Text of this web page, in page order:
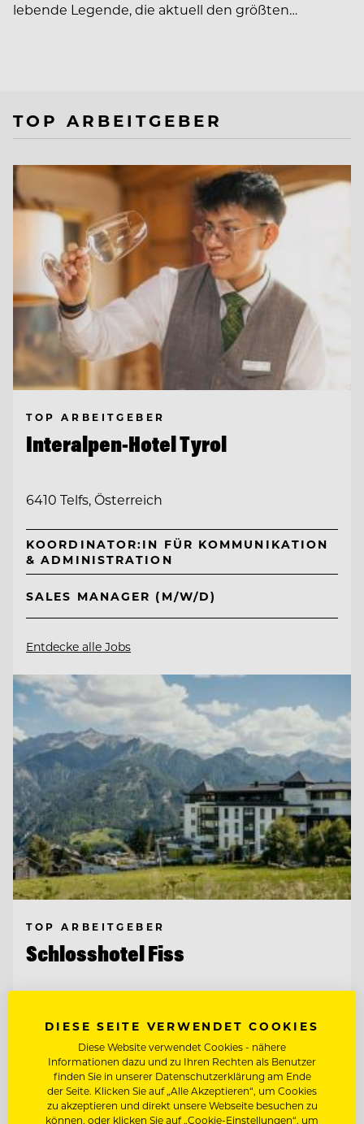
lebende Legende, die aktuell den größten…
TOP ARBEITGEBER
TOP ARBEITGEBER
Interalpen-Hotel Tyrol
6410 Telfs, Österreich
KOORDINATOR:IN FÜR KOMMUNIKATION
& ADMINISTRATION
SALES MANAGER (M/W/D)
Entdecke alle Jobs
TOP ARBEITGEBER
Schlosshotel Fiss
SOCIAL MEDIA SPECIALIST (M/W/D)
MARKETING MANAGER (M/W/D)
DIESE SEITE VERWENDET COOKIES
Diese Website verwendet Cookies - nähere
Informationen dazu und zu Ihren Rechten als Benutzer
finden Sie in unserer Datenschutzerklärung am Ende
der Seite. Klicken Sie auf „Alle Akzeptieren“, um Cookies
zu akzeptieren und direkt unsere Webseite besuchen zu
können, oder klicken Sie auf „Cookie-Einstellungen“, um